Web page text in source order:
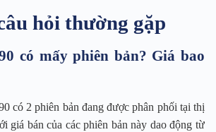
hỏi thường gặp
có mấy phiên bản? Giá bao
có 2 phiên bản đang được phân phối tại thị
giá bán của các phiên bản này dao động từ